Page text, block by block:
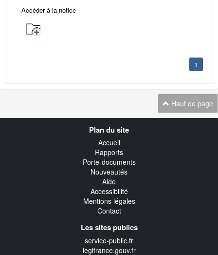
Accéder à la notice
1
Haut de page
Plan du site
Accueil
Rapports
Porte-documents
Nouveautés
Aide
Accessibilité
Mentions légales
Contact
Les sites publics
service-public.fr
legifrance.gouv.fr